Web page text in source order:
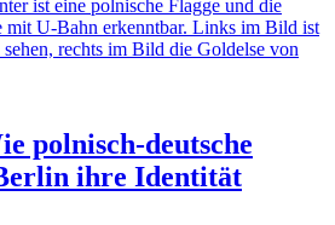
polnisch-deutsche
ihre Identität